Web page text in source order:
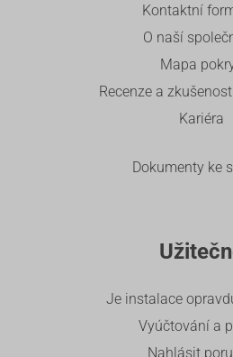
Kontaktní
O naší
Mapa
Recenze a
Kariéra
Dokumenty ke
Je instalace
Vyúčtování a
Nahlásit